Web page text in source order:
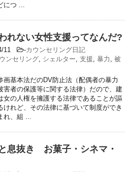
につ ...
れない女性支援ってなんだ?
11 -カウンセリング日記
ンセリング, シェルター, 支援, 暴力 , 被
画基本法だのDV防止法（配偶者の暴力
害者の保護等に関する法律）だので、建
女の人権を擁護する法律であることが謳
けれど、その法律に基づいて制度ができ
れ、組 ...
息抜き お菓子・シネマ・